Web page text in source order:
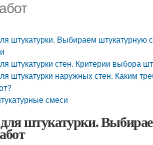
штукатурки. Выбираем штукатурную
штукатурки стен. Критерии выбора
штукатурки наружных стен. Каким
смеси
штукатурки.